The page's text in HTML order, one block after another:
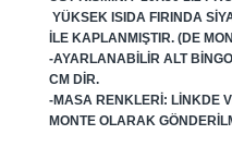
YÜKSEK ISIDA FIRINDA
ILE KAPLANMIŞTIR. (DE
-AYARLANABILIR ALT
CM DIR.
-MASA RENKLERI: LINKDE
MONTE OLARAK